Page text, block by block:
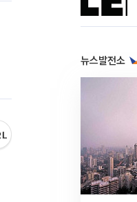
뉴스발전소